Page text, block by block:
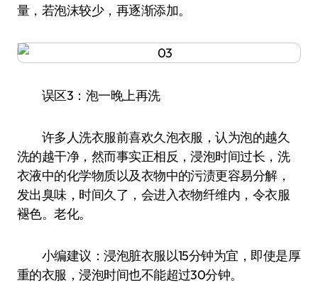
量，若泡沫较少，再逐渐添加。
误区3：泡一晚上再洗
许多人洗衣服前喜欢久泡衣服，认为泡的越久
洗的越干净，然而事实正相反，浸泡时间过长，洗
衣液中的化学物质以及衣物中的污渍更容易分解，
发出臭味，时间久了，会进入衣物纤维内，令衣服
褪色。老化。
小编建议：浸泡脏衣服以15分钟为宜，即使是厚
重的衣服，浸泡时间也不能超过30分钟。